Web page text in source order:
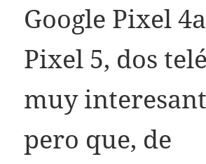
Google Pixel
Pixel 5, dos
muy
pero que, de